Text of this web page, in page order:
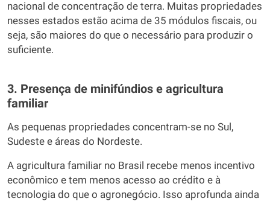
nacional de concentração de terra. Muitas propriedades
nesses estados estão acima de 35 módulos fiscais, ou
seja, são maiores do que o necessário para produzir o
suficiente.
3. Presença de minifúndios e agricultura
familiar
As pequenas propriedades concentram-se no Sul,
Sudeste e áreas do Nordeste.
A agricultura familiar no Brasil recebe menos incentivo
econômico e tem menos acesso ao crédito e à
tecnologia do que o agronegócio. Isso aprofunda ainda